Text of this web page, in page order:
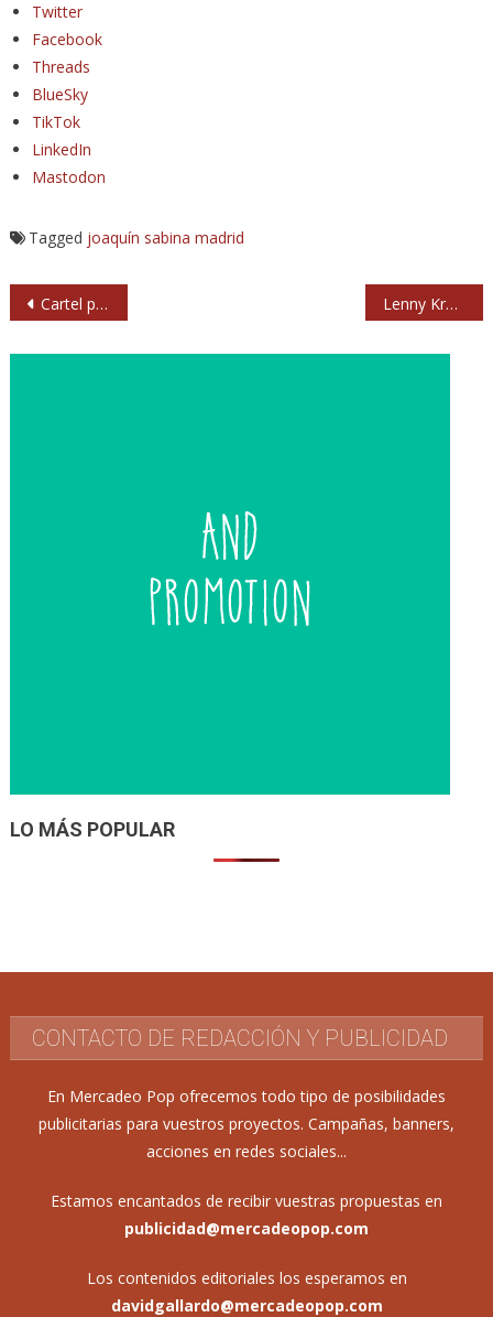
Twitter
Facebook
Threads
BlueSky
TikTok
LinkedIn
Mastodon
Tagged joaquín sabina madrid
Navegación
Cartel por días del Z! Live 2026 de Zamora Lenny Kravitz anuncia conciertos en Madrid, Sevilla y Marbella
LO MÁS POPULAR
CONTACTO DE REDACCIÓN Y PUBLICIDAD
En Mercadeo Pop ofrecemos todo tipo de posibilidades
publicitarias para vuestros proyectos. Campañas, banners,
acciones en redes sociales...
Estamos encantados de recibir vuestras propuestas en
publicidad@mercadeopop.com
Los contenidos editoriales los esperamos en
davidgallardo@mercadeopop.com